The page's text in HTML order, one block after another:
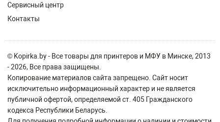
Сервисный центр
Контакты
© Kopirka.by - Все товары для принтеров и МФУ в Минске, 2013
- 2026, Все права защищены.
Копирование материалов сайта запрещено. Сайт носит
исключительно информационный характер и не является
публичной офертой, определяемой ст. 405 Гражданского
кодекса Республики Беларусь.